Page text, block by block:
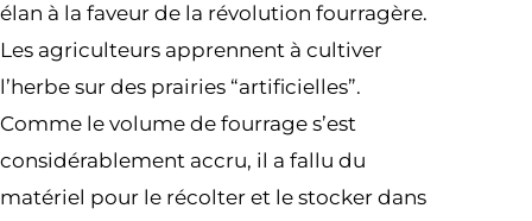
élan à la faveur de la révolution fourragère.
Les agriculteurs apprennent à cultiver
l’herbe sur des prairies “artificielles”.
Comme le volume de fourrage s’est
considérablement accru, il a fallu du
matériel pour le récolter et le stocker dans